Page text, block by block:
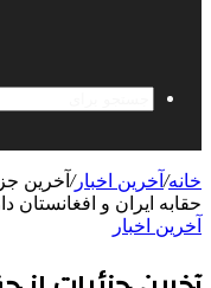
خانه/ آخرین اخبار/ آخرین
حقابه ایران و افغانستان
آخرین اخبار